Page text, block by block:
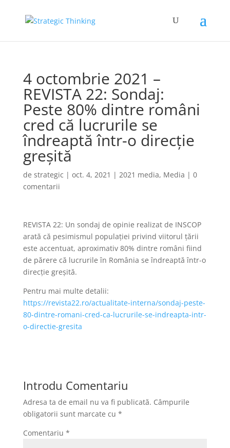
4 octombrie 2021 –
REVISTA 22: Sondaj:
Peste 80% dintre români
cred că lucrurile se
îndreaptă într-o direcție
greșită
de strategic | oct. 4, 2021 | 2021 media, Media | 0
comentarii
REVISTA 22: Un sondaj de opinie realizat de INSCOP
arată că pesimismul populației privind viitorul țării
este accentuat, aproximativ 80% dintre români fiind
de părere că lucrurile în România se îndreaptă într-o
direcție greșită.
Pentru mai multe detalii:
https://revista22.ro/actualitate-interna/sondaj-peste-
80-dintre-romani-cred-ca-lucrurile-se-indreapta-intr-
o-directie-gresita
Introdu Comentariu
Adresa ta de email nu va fi publicată. Câmpurile
obligatorii sunt marcate cu *
Comentariu *